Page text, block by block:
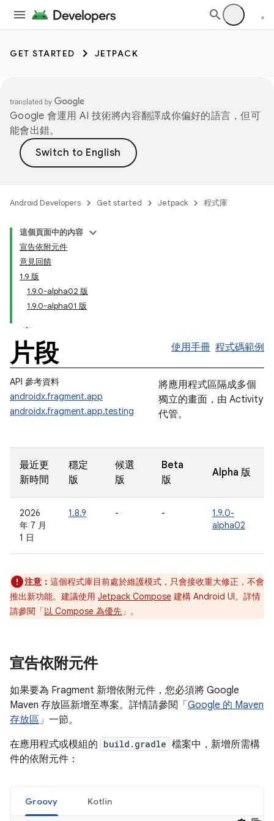
GET STARTED JETPACK
Google 會運用 AI 技術將內容翻譯成你偏好的語言，但可
能會出錯。
Android Developers Get started Jetpack 程式庫
這個頁面中的內容
宣告依附元件
意見回饋
1.9 版
1.9.0-alpha02 版
1.9.0-alpha01 版
片段 使用手冊 程式碼範例
API 參考資料
androidx.fragment.app
androidx.fragment.app.testing
將應用程式區隔成多個
獨立的畫面，由 Activity
代管。
最近更
新時間
穩定
版
候選
版
Beta
版
Alpha 版
2026
年 7 月
1 日
1.8.9 - -
1.9.0-
alpha02
注意： 這個程式庫目前處於維護模式，只會接收重大修正，不會
推出新功能。建議使用 Jetpack Compose 建構 Android UI。詳情
請參閱「以 Compose 為優先 」。
宣告依附元件
如果要為 Fragment 新增依附元件，您必須將 Google
Maven 存放區新增至專案。詳情請參閱「 Google 的 Maven
存放區」一節。
在應用程式或模組的 build.gradle 檔案中，新增所需構
件的依附元件：
Groovy Kotlin